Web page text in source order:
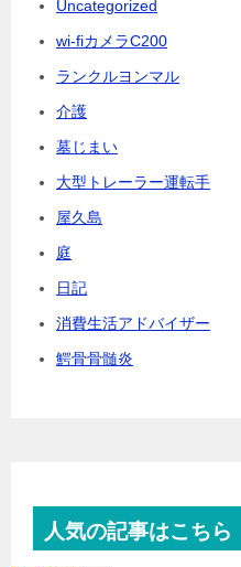
Uncategorized
wi-fiカメラC200
ランクルヨンマル
介護
墓じまい
大型トレーラー運転手
屋久島
庭
日記
消費生活アドバイザー
鰐骨骨髄炎
人気の記事はこちら